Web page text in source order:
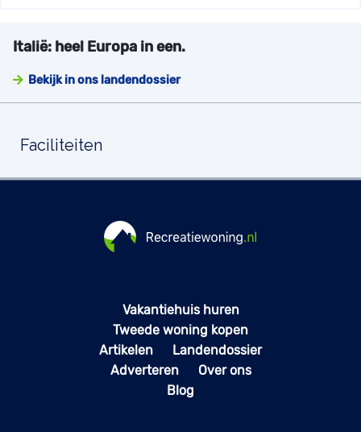
Italië: heel Europa in een.
Bekijk in ons landendossier
Faciliteiten
Vakantiehuis huren
Tweede woning kopen
Artikelen
Landendossier
Adverteren
Over ons
Blog